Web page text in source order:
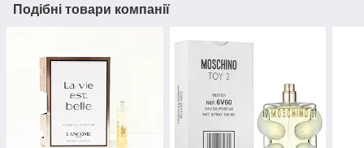
Подібні товари компанії